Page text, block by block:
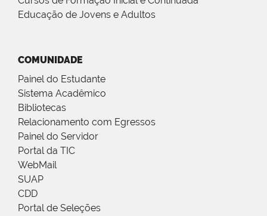
Educação de Jovens e Adultos
COMUNIDADE
Painel do Estudante
Sistema Acadêmico
Bibliotecas
Relacionamento com Egressos
Painel do Servidor
Portal da TIC
WebMail
SUAP
CDD
Portal de Seleções